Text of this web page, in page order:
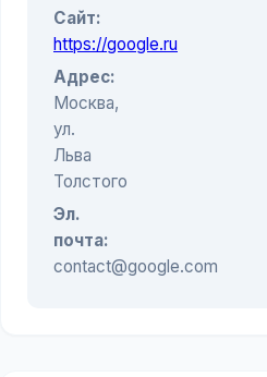
Сайт:
https://google.ru
Адрес:
Москва,
ул.
Льва
Толстого
Эл.
почта:
contact@google.com